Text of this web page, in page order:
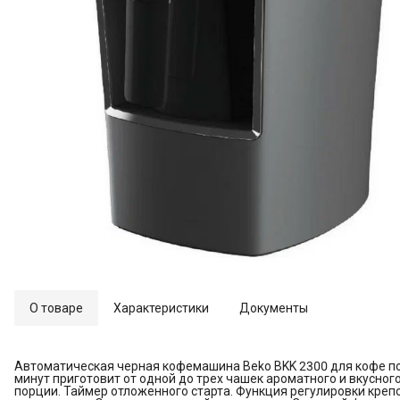
О товаре Характеристики Документы
Автоматическая черная кофемашина Beko BKK 2300 для кофе
минут приготовит от одной до трех чашек ароматного и
порции. Таймер отложенного старта. Функция регулировки